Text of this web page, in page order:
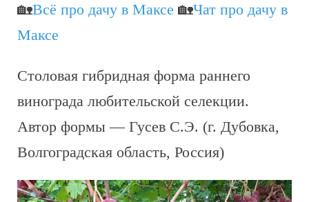
🏡Всё про дачу в Максе 🏡Чат про дачу в
Максе
Столовая гибридная форма раннего
винограда любительской селекции.
Автор формы — Гусев С.Э. (г. Дубовка,
Волгоградская область, Россия)